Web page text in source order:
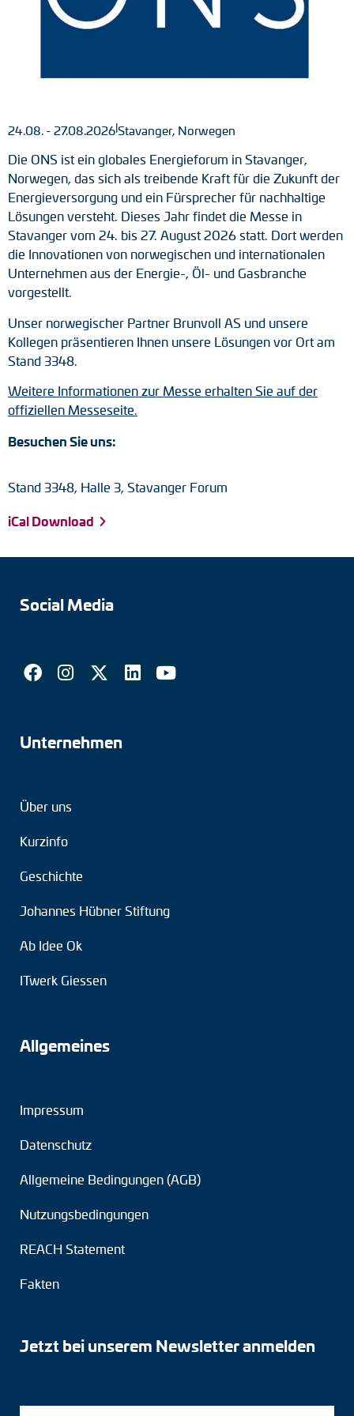
Tacho-Generatoren
Impulsumformer
Frequenz-Spannungs-Wandler
Handmessgeräte
Kabelschutz
Kupplungen
Adapterwellen
DC Motoren
AC Synchrongeneratoren
24.08. - 27.08.2026Stavanger, Norwegen
Die ONS ist ein globales Energieforum in Stavanger,
Norwegen, das sich als treibende Kraft für die Zukunft der
Energieversorgung und ein Fürsprecher für nachhaltige
Lösungen versteht. Dieses Jahr findet die Messe in
Stavanger vom 24. bis 27. August 2026 statt. Dort werden
die Innovationen von norwegischen und internationalen
Unternehmen aus der Energie-, Öl- und Gasbranche
vorgestellt.
Unser norwegischer Partner Brunvoll AS und unsere
Kollegen präsentieren Ihnen unsere Lösungen vor Ort am
Stand 3348.
Weitere Informationen zur Messe erhalten Sie auf der
offiziellen Messeseite.
Besuchen Sie uns:
Stand 3348, Halle 3, Stavanger Forum
iCal Download
Social Media
Unternehmen
Über uns
Kurzinfo
Geschichte
Johannes Hübner Stiftung
Ab Idee Ok
ITwerk Giessen
Allgemeines
Impressum
Datenschutz
Allgemeine Bedingungen (AGB)
Nutzungsbedingungen
REACH Statement
Fakten
Jetzt bei unserem Newsletter anmelden